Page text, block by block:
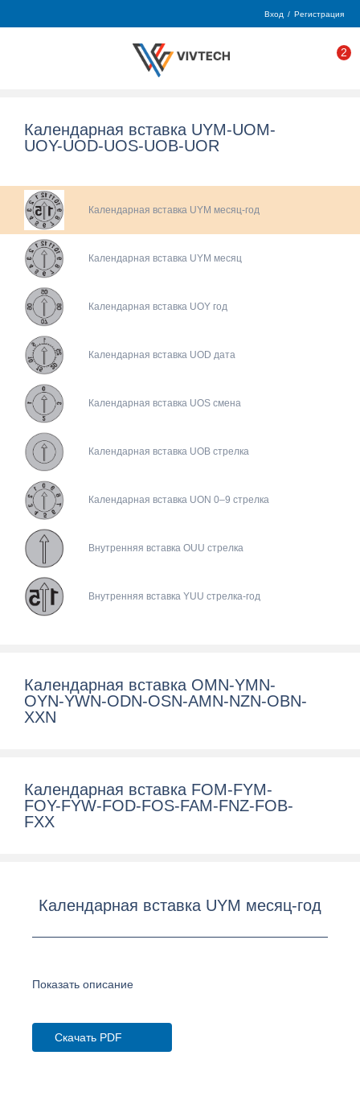
Вход / Регистрация
2
Календарная вставка UYM-UOM-
UOY-UOD-UOS-UOB-UOR
Календарная вставка UYM месяц-год
Календарная вставка UYM месяц
Календарная вставка UOY год
Календарная вставка UOD дата
Календарная вставка UOS смена
Календарная вставка UOB стрелка
Календарная вставка UON 0–9 стрелка
Внутренняя вставка OUU стрелка
Внутренняя вставка YUU стрелка-год
Календарная вставка OMN-YMN-
OYN-YWN-ODN-OSN-AMN-NZN-OBN-
XXN
Календарная вставка FOM-FYM-
FOY-FYW-FOD-FOS-FAM-FNZ-FOB-
FXX
Календарная вставка UYM месяц-год
Показать описание
Скачать PDF